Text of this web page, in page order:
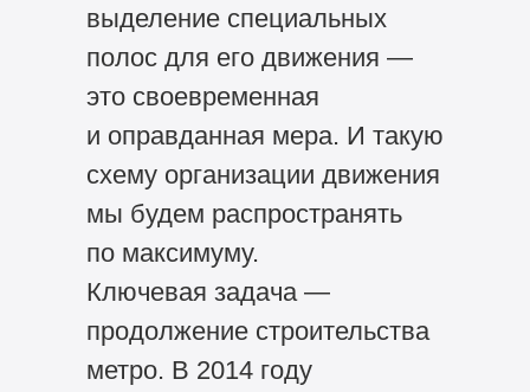
выделение специальных
полос для его движения —
это своевременная
и оправданная мера. И такую
схему организации движения
мы будем распространять
по максимуму.
Ключевая задача —
продолжение строительства
метро. В 2014 году